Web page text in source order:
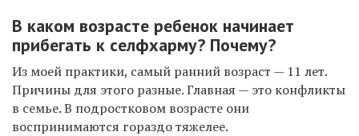
В каком возрасте ребенок начинает
прибегать к селфхарму? Почему?
Из моей практики, самый ранний возраст — 11 лет.
Причины для этого разные. Главная — это конфликты
в семье. В подростковом возрасте они
воспринимаются гораздо тяжелее.